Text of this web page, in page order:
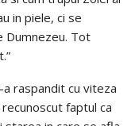
in piele, ci se
Dumnezeu. Tot
raspandit cu viteza
faptul ca